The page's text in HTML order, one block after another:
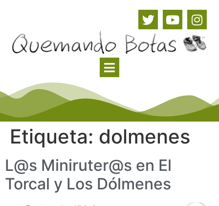
Etiqueta: dolmenes
L@s Miniruter@s en El
Torcal y Los Dólmenes